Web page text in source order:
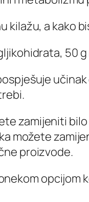
a kako
50
zamijeniti
možete
proizvode.
opcijom